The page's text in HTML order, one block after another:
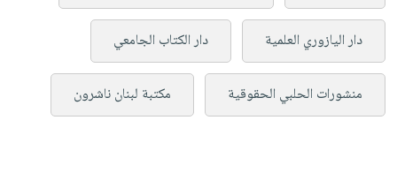
دار اليازوري العلمية دار الكتاب الجامعي
منشورات الحلبي الحقوقية مكتبة لبنان ناشرون